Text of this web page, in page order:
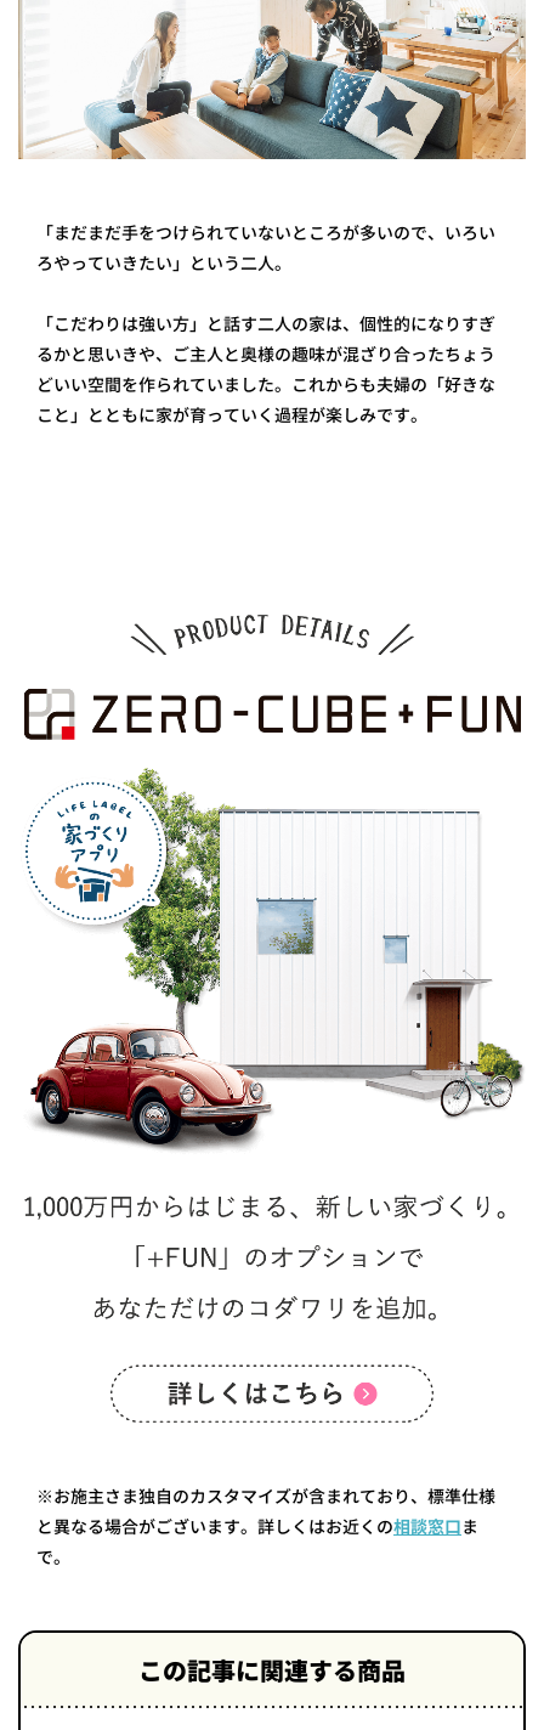
「まだまだ手をつけられていないところが多いので、いろい
ろやっていきたい」という二人。
「こだわりは強い方」と話す二人の家は、個性的になりすぎ
るかと思いきや、ご主人と奥様の趣味が混ざり合ったちょう
どいい空間を作られていました。これからも夫婦の「好きな
こと」とともに家が育っていく過程が楽しみです。
※お施主さま独自のカスタマイズが含まれており、標準仕様
と異なる場合がございます。詳しくはお近くの相談窓口ま
で。
この記事に関連する商品